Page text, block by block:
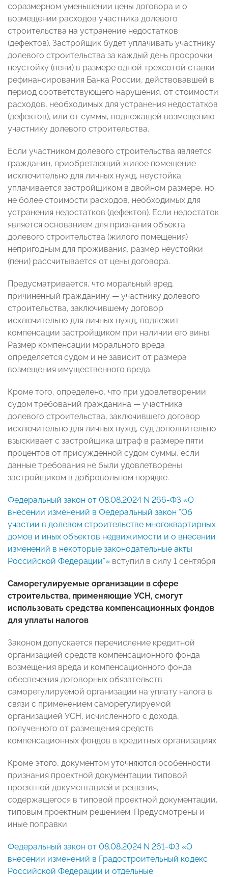
соразмерном уменьшении цены договора и о
возмещении расходов участника долевого
строительства на устранение недостатков
(дефектов). Застройщик будет уплачивать участнику
долевого строительства за каждый день просрочки
неустойку (пени) в размере одной трехсотой ставки
рефинансирования Банка России, действовавшей в
период соответствующего нарушения, от стоимости
расходов, необходимых для устранения недостатков
(дефектов), или от суммы, подлежащей возмещению
участнику долевого строительства.
Если участником долевого строительства является
гражданин, приобретающий жилое помещение
исключительно для личных нужд, неустойка
уплачивается застройщиком в двойном размере, но
не более стоимости расходов, необходимых для
устранения недостатков (дефектов). Если недостаток
является основанием для признания объекта
долевого строительства (жилого помещения)
непригодным для проживания, размер неустойки
(пени) рассчитывается от цены договора.
Предусматривается, что моральный вред,
причиненный гражданину — участнику долевого
строительства, заключившему договор
исключительно для личных нужд, подлежит
компенсации застройщиком при наличии его вины.
Размер компенсации морального вреда
определяется судом и не зависит от размера
возмещения имущественного вреда.
Кроме того, определено, что при удовлетворении
судом требований гражданина — участника
долевого строительства, заключившего договор
исключительно для личных нужд, суд дополнительно
взыскивает с застройщика штраф в размере пяти
процентов от присужденной судом суммы, если
данные требования не были удовлетворены
застройщиком в добровольном порядке.
Федеральный закон от 08.08.2024 N 266-ФЗ «О
внесении изменений в Федеральный закон “Об
участии в долевом строительстве многоквартирных
домов и иных объектов недвижимости и о внесении
изменений в некоторые законодательные акты
Российской Федерации”» вступил в силу 1 сентября.
Саморегулируемые организации в сфере
строительства, применяющие УСН, смогут
использовать средства компенсационных фондов
для уплаты налогов
Законом допускается перечисление кредитной
организацией средств компенсационного фонда
возмещения вреда и компенсационного фонда
обеспечения договорных обязательств
саморегулируемой организации на уплату налога в
связи с применением саморегулируемой
организацией УСН, исчисленного с дохода,
полученного от размещения средств
компенсационных фондов в кредитных организациях.
Кроме этого, документом уточняются особенности
признания проектной документации типовой
проектной документацией и решения,
содержащегося в типовой проектной документации,
типовым проектным решением. Предусмотрены и
иные поправки.
Федеральный закон от 08.08.2024 N 261-ФЗ «О
внесении изменений в Градостроительный кодекс
Российской Федерации и отдельные